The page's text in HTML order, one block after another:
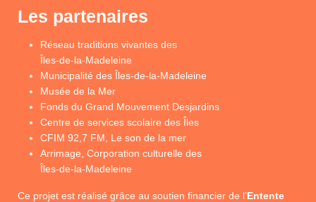
Les partenaires
Réseau traditions vivantes des
Îles-de-la-Madeleine
Municipalité des Îles-de-la-Madeleine
Musée de la Mer
Fonds du Grand Mouvement Desjardins
Centre de services scolaire des Îles
CFIM 92,7 FM, Le son de la mer
Arrimage, Corporation culturelle des
Îles-de-la-Madeleine
Ce projet est réalisé grâce au soutien financier de l’Entente